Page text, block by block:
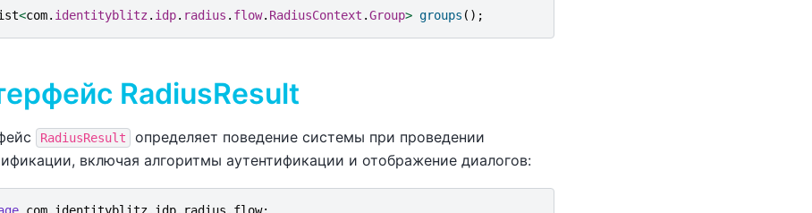
<com. identityblitz . idp. radius . flow. RadiusContext .Group> groups ();
RadiusResult
RadiusResult
определяет поведение системы при проведении
включая алгоритмы аутентификации и отображение диалогов: